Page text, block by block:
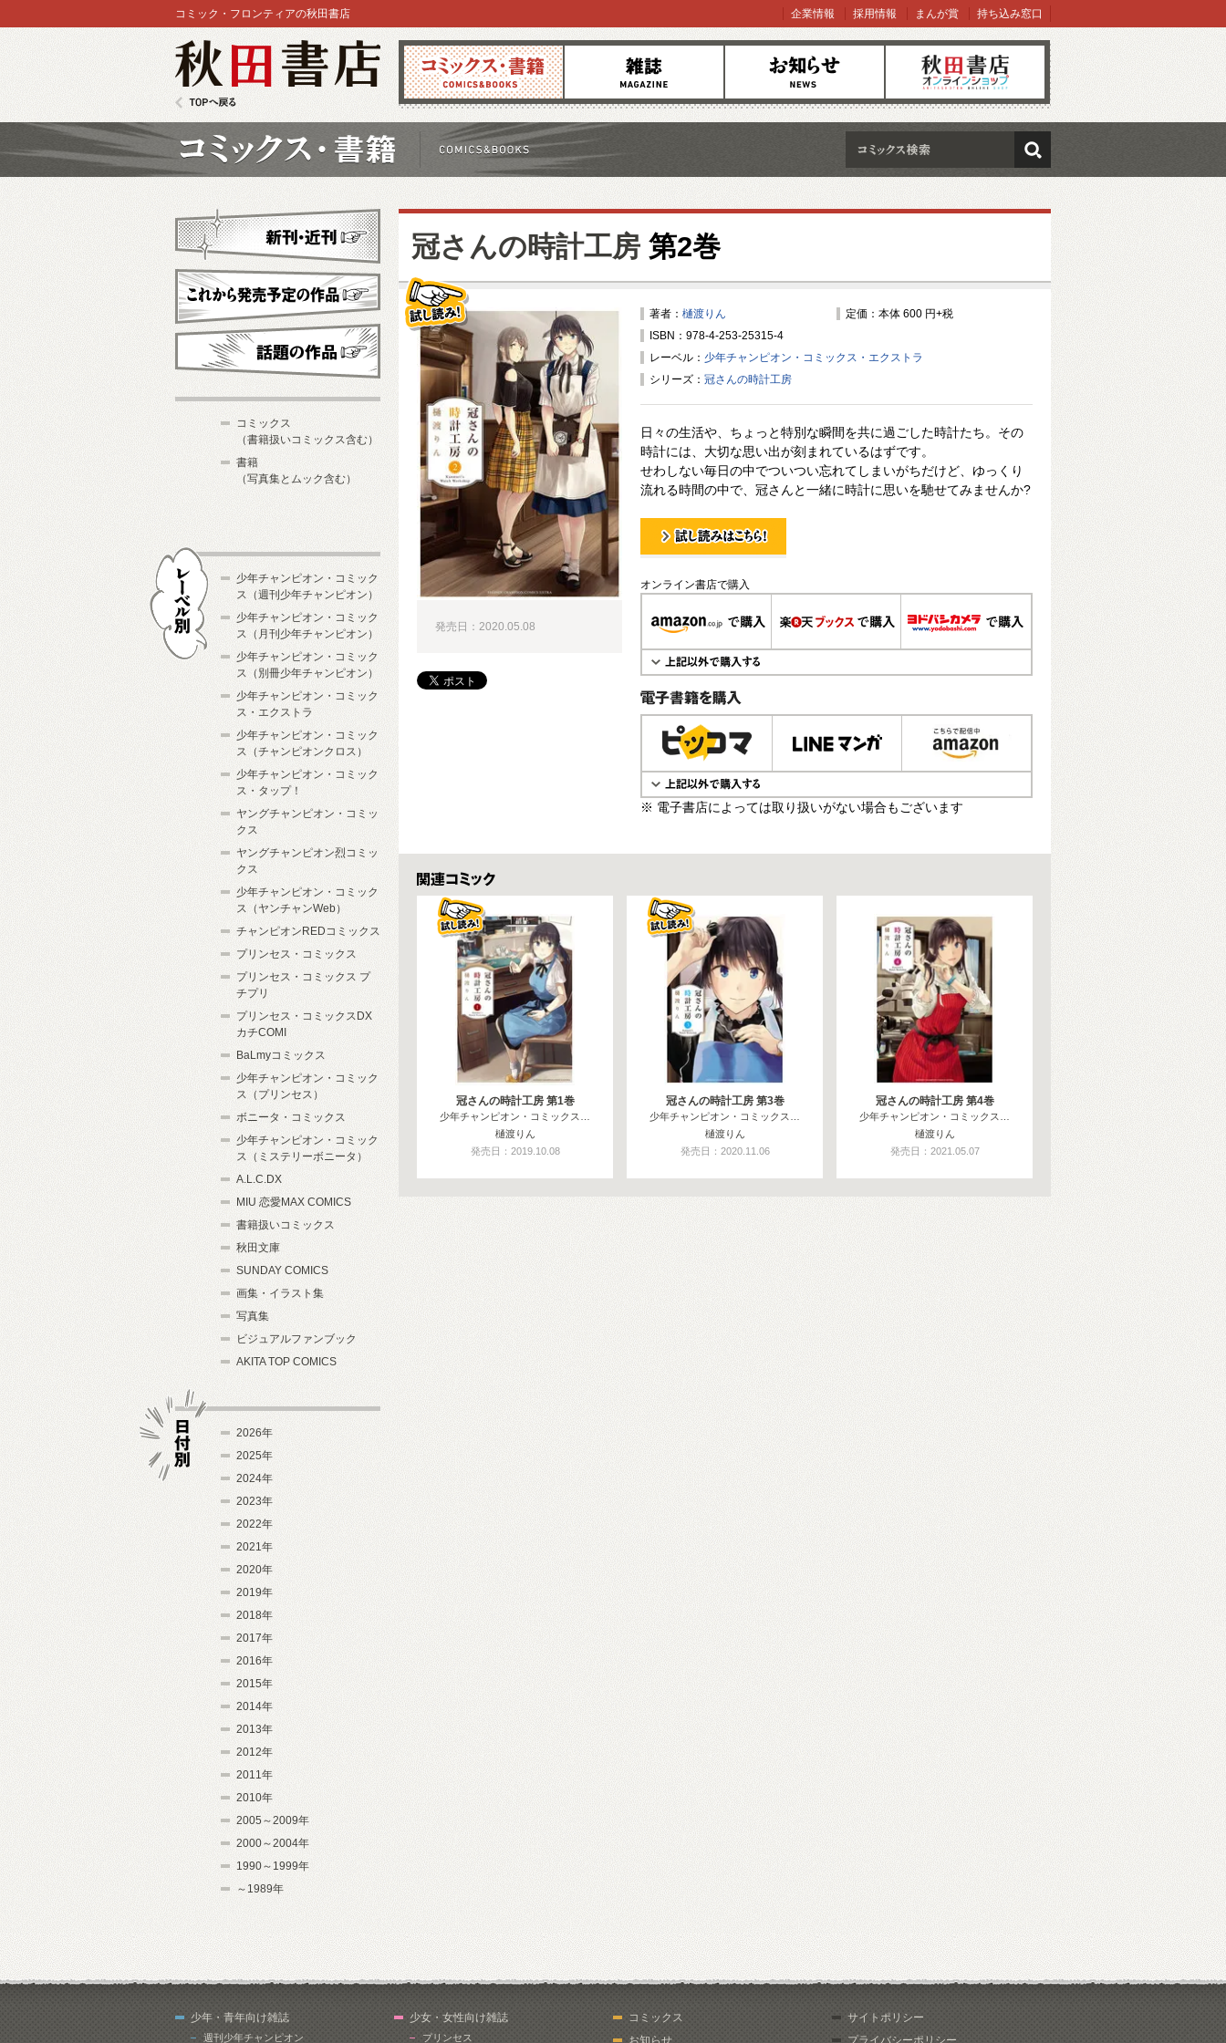
コミックス 雑誌 お知らせ オンラインショップ
コミック・フロンティアの秋田書店 企業情報 採用情報 まんが賞 持ち込み窓口
検索
冠さんの時計工房 第2巻
著者： 樋渡りん
定価：本体 600 円+税
ISBN：978-4-253-25315-4
レーベル： 少年チャンピオン・コミックス・エクストラ
シリーズ： 冠さんの時計工房
日々の生活や、ちょっと特別な瞬間を共に過ごした時計たち。その
時計には、大切な思い出が刻まれているはずです。
せわしない毎日の中でついつい忘れてしまいがちだけど、ゆっくり
流れる時間の中で、冠さんと一緒に時計に思いを馳せてみませんか?
試し読み！
オンライン書店で購入
電子書籍で購入
※ 電子書店によっては取り扱いがない場合もございます
発売日：2020.05.08
関連コミックス
冠さんの時計工房 第1巻
少年チャンピオン・コミックス…
樋渡りん
発売日：2019.10.08
冠さんの時計工房 第3巻
少年チャンピオン・コミックス…
樋渡りん
発売日：2020.11.06
冠さんの時計工房 第4巻
少年チャンピオン・コミックス…
樋渡りん
発売日：2021.05.07
新刊・近刊
これから発売予定
コミックス
（書籍扱いコミックス含む）
書籍
（写真集とムック含む）
少年チャンピオン・コミック
ス（週刊少年チャンピオン）
少年チャンピオン・コミック
ス（月刊少年チャンピオン）
少年チャンピオン・コミック
ス（別冊少年チャンピオン）
少年チャンピオン・コミック
ス・エクストラ
少年チャンピオン・コミック
ス（チャンピオンクロス）
少年チャンピオン・コミック
ス・タップ！
ヤングチャンピオン・コミッ
クス
ヤングチャンピオン烈コミッ
クス
少年チャンピオン・コミック
ス（ヤンチャンWeb）
チャンピオンREDコミックス
プリンセス・コミックス
プリンセス・コミックス プ
チプリ
プリンセス・コミックスDX
カチCOMI
BaLmyコミックス
少年チャンピオン・コミック
ス（プリンセス）
ボニータ・コミックス
少年チャンピオン・コミック
ス（ミステリーボニータ）
A.L.C.DX
MIU 恋愛MAX COMICS
書籍扱いコミックス
秋田文庫
SUNDAY COMICS
画集・イラスト集
写真集
ビジュアルファンブック
AKITA TOP COMICS
2026年
2025年
2024年
2023年
2022年
2021年
2020年
2019年
2018年
2017年
2016年
2015年
2014年
2013年
2012年
2011年
2010年
2005～2009年
2000～2004年
1990～1999年
～1989年
少年・青年向け雑誌
週刊少年チャンピオン
少女・女性向け雑誌
プリンセス
コミックス
お知らせ
サイトポリシー
プライバシーポリシー